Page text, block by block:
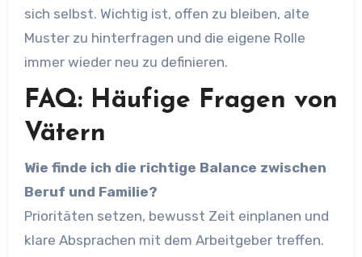
sich selbst. Wichtig ist, offen zu bleiben, alte
Muster zu hinterfragen und die eigene Rolle
immer wieder neu zu definieren.
FAQ: Häufige Fragen von
Vätern
Wie finde ich die richtige Balance zwischen
Beruf und Familie?
Prioritäten setzen, bewusst Zeit einplanen und
klare Absprachen mit dem Arbeitgeber treffen.